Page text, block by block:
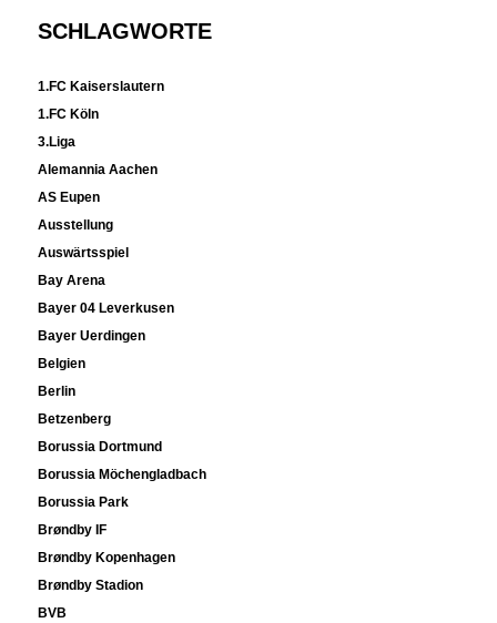
SCHLAGWORTE
1.FC Kaiserslautern
1.FC Köln
3.Liga
Alemannia Aachen
AS Eupen
Ausstellung
Auswärtsspiel
Bay Arena
Bayer 04 Leverkusen
Bayer Uerdingen
Belgien
Berlin
Betzenberg
Borussia Dortmund
Borussia Möchengladbach
Borussia Park
Brøndby IF
Brøndby Kopenhagen
Brøndby Stadion
BVB